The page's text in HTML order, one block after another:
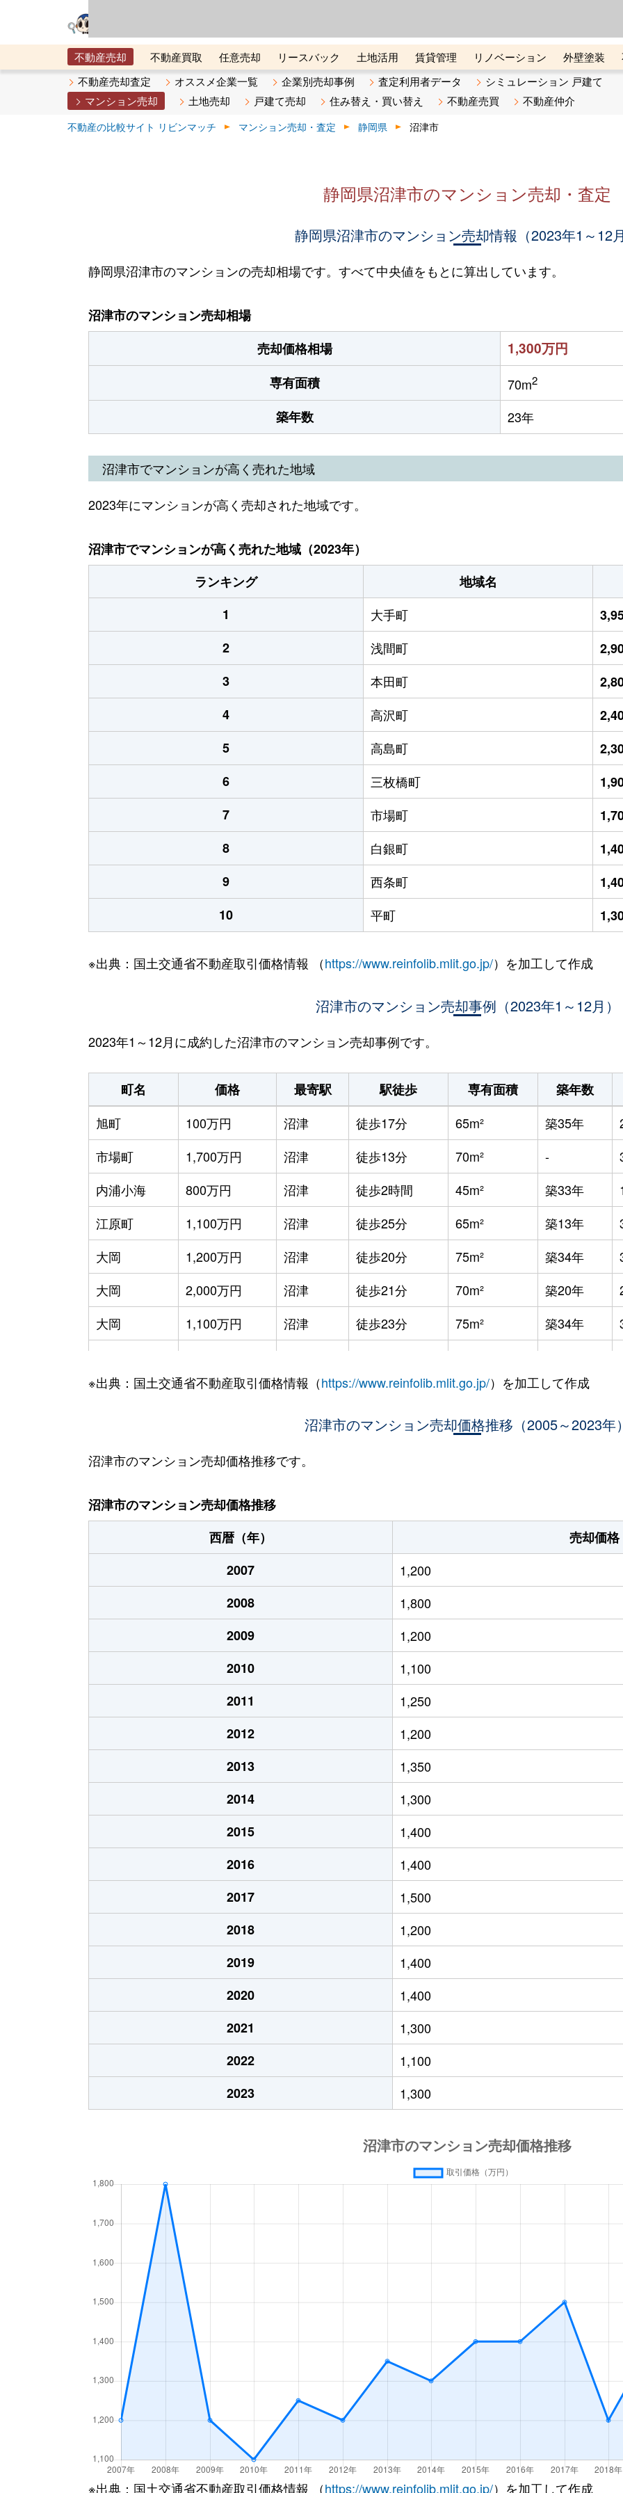
不動産売却 不動産買取 任意売却 リースバック 土地活用 賃貸管理 リノベーション 外壁塗装
メタ住宅展示場
ベスト不動産カンパニー オンライン講座 リビンマガジンBiz 不動産売却ご相談デスク
不動産売却査定 オススメ企業一覧 企業別売却事例 査定利用者データ
シミュレーション 戸建て
マンション売却
土地売却 戸建て売却 住み替え・買い替え 不動産売買 不動産仲介
不動産の比較サイト リビンマッチ マンション売却・査定 静岡県 沼津市
静岡県沼津市のマンション売却・査定
静岡県沼津市のマンション売却情報（2023年1～12月
静岡県沼津市のマンションの売却相場です。すべて中央値をもとに算出しています。
沼津市のマンション売却相場
売却価格相場
1,300万円
専有面積 70m2
築年数 23年
沼津市でマンションが高く売れた地域
2023年にマンションが高く売却された地域です。
沼津市でマンションが高く売れた地域（2023年）
ランキング
地域名
1
大手町
2
浅間町
3
本田町
4
高沢町
5
高島町
6
三枚橋町
7
市場町
8
白銀町
9
西条町
10
平町
※出典：国土交通省不動産取引価格情報 （https://www.reinfolib.mlit.go.jp/）を加工して作成
沼津市のマンション売却事例（2023年1～12月）
2023年1～12月に成約した沼津市のマンション売却事例です。
町名 価格 最寄駅 駅徒歩 専有面積 築年数
旭町
100万円 沼津 徒歩17分 65m² 築35年
市場町
1,700万円 沼津 徒歩13分 70m² -
内浦小海
800万円 沼津 徒歩2時間 45m² 築33年
江原町
1,100万円 沼津 徒歩25分 65m² 築13年
大岡
1,200万円 沼津 徒歩20分 75m² 築34年
大岡
2,000万円 沼津 徒歩21分 70m² 築20年
大岡
1,100万円 沼津 徒歩23分 75m² 築34年
大岡
1,100万円 沼津 徒歩26分 60m² 築39年
沼津 徒歩4分 90m² 築17年
大手町
3,700万円 沼津
西条町
1,000万円 沼津 徒歩8分 60m² 築34年
三枚橋町
1,900万円 沼津 徒歩5分 60m² 築14年
志下
350万円 沼津 徒歩2時間 55m² 築35年 -
白銀町
1,400万円 沼津 徒歩9分 75m² 築17年
新宿町
990万円 沼津 徒歩6分 70m² 築25年
杉崎町
950万円 沼津 徒歩13分 65m² 築41年
杉崎町
650万円 沼津 徒歩13分 65m² 築41年
2,900万円
3,200万円
380万円
1,800万円
3,000万円 徒歩10分
2,400万円
2,200万円
830万円 徒歩24分
800万円 徒歩23分
1,300万円 徒歩11分
※出典：国土交通省不動産取引価格情報（https://www.reinfolib.mlit.go.jp/）を加工して作成
沼津市のマンション売却価格推移（2005～2023年）
沼津市のマンション売却価格推移です。
沼津市のマンション売却価格推移
西暦（年）
売却価格
2007
1,200
2008
1,800
2009
1,200
2010
1,100
2011
1,250
2012
1,200
2013
1,350
2014
1,300
2015
1,400
2016
1,400
2017
1,500
2018
1,200
2019
1,400
2020
1,400
2021
1,300
2022
1,100
2023
1,300
※出典：国土交通省不動産取引価格情報 （https://www.reinfolib.mlit.go.jp/）を加工して作成